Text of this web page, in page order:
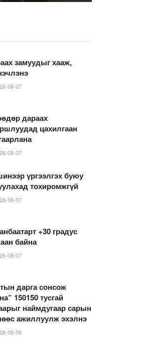
замуудыг хааж,
08-07
дараах
цахилгаан
08-07
үргээлгэх буюу
тохиромжгүй
08-07
+30 градус
байна
08-07
дарга сонсож
150150 тусгай
наймдугаар сарын
ажиллуулж эхэлнэ
08-06